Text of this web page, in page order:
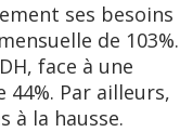
ses besoins
de 103%.
face à une
Par ailleurs,
à la hausse.